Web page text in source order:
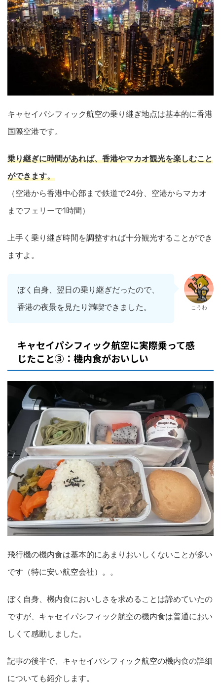
キャセイパシフィック航空の乗り継ぎ地点は基本的に香港
国際空港です。
乗り継ぎに時間があれば、香港やマカオ観光を楽しむこと
ができます。
（空港から香港中心部まで鉄道で24分、空港からマカオ
までフェリーで1時間）
上手く乗り継ぎ時間を調整すれば十分観光することができ
ますよ。
ぼく自身、翌日の乗り継ぎだったので、
香港の夜景を見たり満喫できました。
こうわ
キャセイパシフィック航空に実際乗って感
じたこと③：機内食がおいしい
飛行機の機内食は基本的にあまりおいしくないことが多い
です（特に安い航空会社）。。
ぼく自身、機内食においしさを求めることは諦めていたの
ですが、キャセイパシフィック航空の機内食は普通におい
しくて感動しました。
記事の後半で、キャセイパシフィック航空の機内食の詳細
についても紹介します。